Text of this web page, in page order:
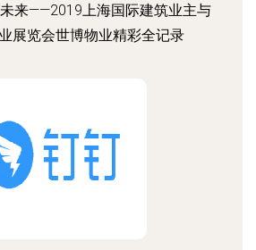
来——2019上海国际建筑业主与
展览会世博物业精彩全记录